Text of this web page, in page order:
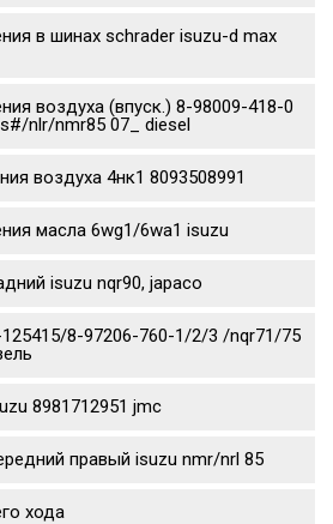
в шинах schrader isuzu-d max
воздуха (впуск.) 8-98009-418-0
nlr/nmr85 07_ diesel
воздуха 4нк1 8093508991
масла 6wg1/6wa1 isuzu
isuzu nqr90, japaco
8-97206-760-1/2/3 /nqr71/75
8981712951 jmc
правый isuzu nmr/nrl 85
хода